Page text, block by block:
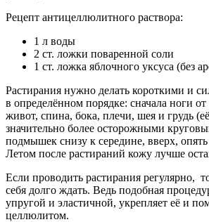
Рецепт антицеллюлитного раствора:
1 л воды
2 ст. ложки поваренной соли
1 ст. ложка яблочного уксуса (без
Растирания нужно делать короткими и
в определённом порядке: сначала ноги
живот, спина, бока, плечи, шея и грудь
значительно более осторожными
подмышек снизу к середине, вверх,
Летом после растираний кожу лучше
Если проводить растирания регулярно,
себя долго ждать. Ведь подобная
упругой и эластичной, укрепляет её и
целлюлитом.